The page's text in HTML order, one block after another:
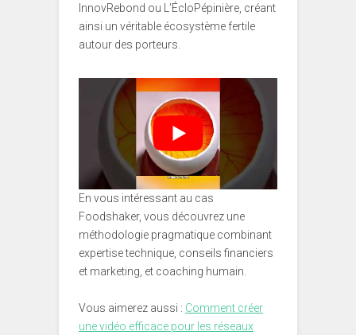
InnovRebond ou L’ÉcloPépinière, créant
ainsi un véritable écosystème fertile
autour des porteurs.
En vous intéressant au cas
Foodshaker, vous découvrez une
méthodologie pragmatique combinant
expertise technique, conseils financiers
et marketing, et coaching humain.
Vous aimerez aussi : Comment créer
une vidéo efficace pour les réseaux